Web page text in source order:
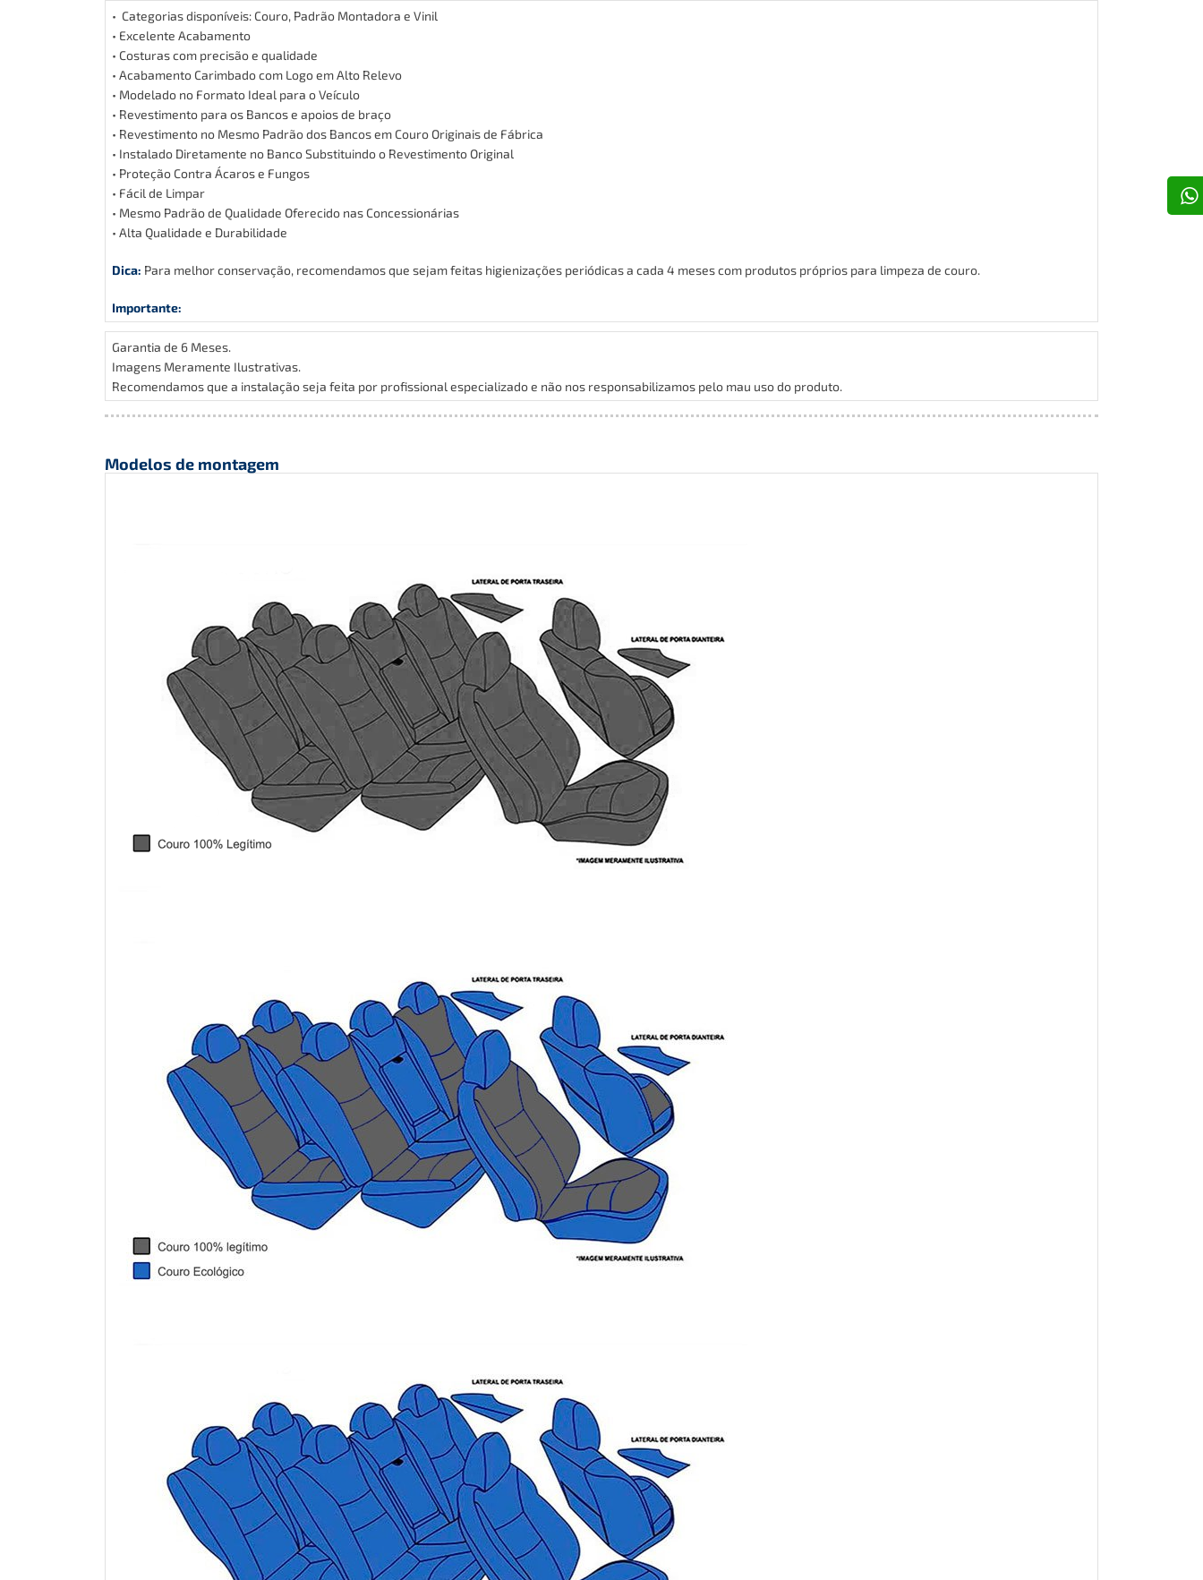
• Categorias disponíveis: Couro, Padrão Montadora e Vinil
• Excelente Acabamento
• Costuras com precisão e qualidade
• Acabamento Carimbado com Logo em Alto Relevo
• Modelado no Formato Ideal para o Veículo
• Revestimento para os Bancos e apoios de braço
• Revestimento no Mesmo Padrão dos Bancos em Couro Originais de Fábrica
• Instalado Diretamente no Banco Substituindo o Revestimento Original
• Proteção Contra Ácaros e Fungos
• Fácil de Limpar
• Mesmo Padrão de Qualidade Oferecido nas Concessionárias
• Alta Qualidade e Durabilidade
Dica: Para melhor conservação, recomendamos que sejam feitas higienizações periódicas a cada 4 meses com produtos próprios para limpeza de couro.
Importante:
Garantia de 6 Meses.
Imagens Meramente Ilustrativas.
Recomendamos que a instalação seja feita por profissional especializado e não nos responsabilizamos pelo mau uso do produto.
Modelos de montagem